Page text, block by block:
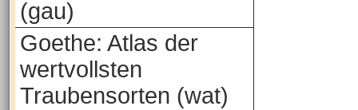
(gau)
Goethe: Atlas der
wertvollsten
Traubensorten (wat)